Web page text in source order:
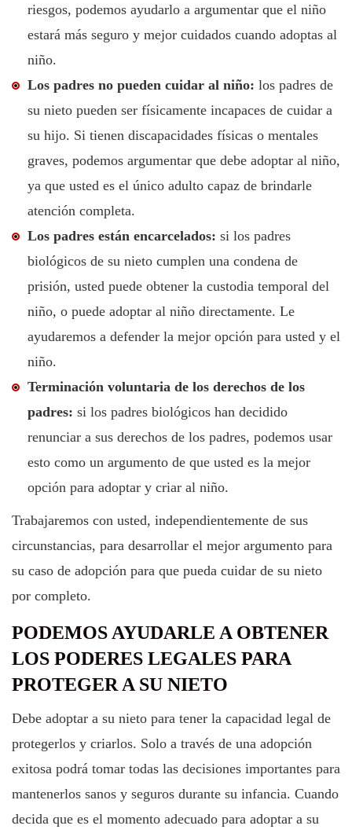
riesgos, podemos ayudarlo a argumentar que el niño
estará más seguro y mejor cuidados cuando adoptas al
niño.
Los padres no pueden cuidar al niño: los padres de
su nieto pueden ser físicamente incapaces de cuidar a
su hijo. Si tienen discapacidades físicas o mentales
graves, podemos argumentar que debe adoptar al niño,
ya que usted es el único adulto capaz de brindarle
atención completa.
Los padres están encarcelados: si los padres
biológicos de su nieto cumplen una condena de
prisión, usted puede obtener la custodia temporal del
niño, o puede adoptar al niño directamente. Le
ayudaremos a defender la mejor opción para usted y el
niño.
Terminación voluntaria de los derechos de los
padres: si los padres biológicos han decidido
renunciar a sus derechos de los padres, podemos usar
esto como un argumento de que usted es la mejor
opción para adoptar y criar al niño.
Trabajaremos con usted, independientemente de sus
circunstancias, para desarrollar el mejor argumento para
su caso de adopción para que pueda cuidar de su nieto
por completo.
PODEMOS AYUDARLE A OBTENER
LOS PODERES LEGALES PARA
PROTEGER A SU NIETO
Debe adoptar a su nieto para tener la capacidad legal de
protegerlos y criarlos. Solo a través de una adopción
exitosa podrá tomar todas las decisiones importantes para
mantenerlos sanos y seguros durante su infancia. Cuando
decida que es el momento adecuado para adoptar a su